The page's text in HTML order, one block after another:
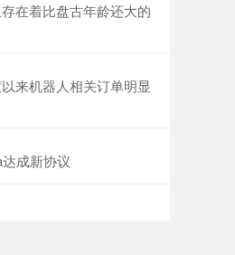
在着比盘古年龄还大的
来机器人相关订单明显
成新协议